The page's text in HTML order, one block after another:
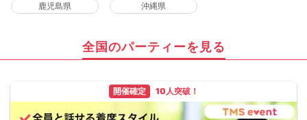
鹿児島県 沖縄県
全国のパーティーを見る
開催確定 10人突破！